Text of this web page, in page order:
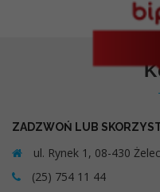
ZADZWOŃ LUB
ul. Rynek 1, 08-430
(25) 754 11 44